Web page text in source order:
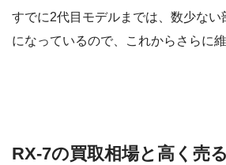
すでに2代目モデルまでは、数少ない
になっているので、これからさらに
RX-7の買取相場と高く売